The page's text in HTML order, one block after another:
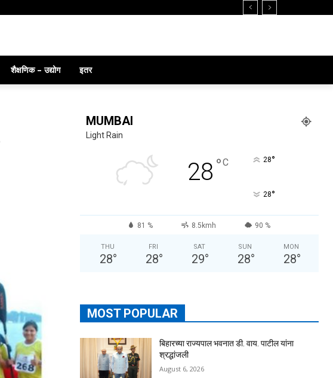
शैक्षणिक – उद्योग इतर
MUMBAI
Light Rain
28 °C 28°
28°
81 % 8.5kmh 90 %
THU
28°
FRI
28°
SAT
29°
SUN
28°
MON
28°
MOST POPULAR
बिहारच्या राज्यपाल भवनात डी. वाय. पाटील यांना
श्रद्धांजली
August 6, 2026